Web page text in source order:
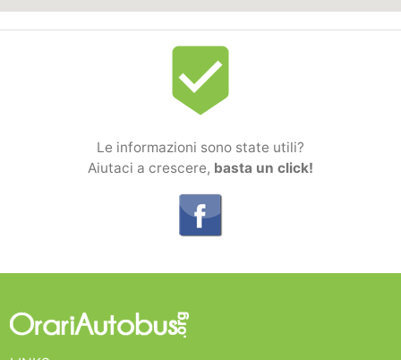
beenhere
Le informazioni sono state utili?
Aiutaci a crescere, basta un click!